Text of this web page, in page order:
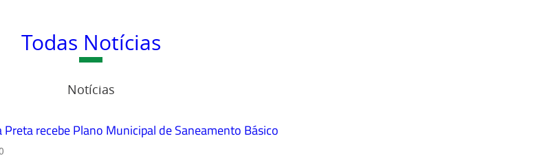
Todas Notícias
Notícias
recebe Plano Municipal de Saneamento Básico